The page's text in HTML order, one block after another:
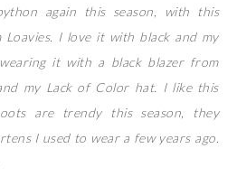
again this season, with this
I love it with black and my
wearing it with a black blazer from
my Lack of Color hat. I like this
are trendy this season, they
I used to wear a few years ago.